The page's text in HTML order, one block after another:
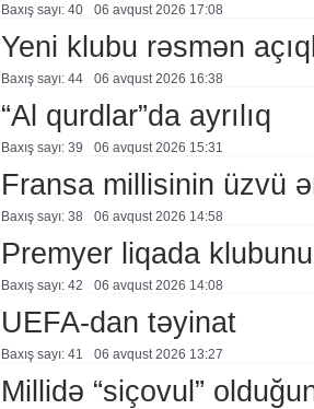
Baxış sayı: 40 06 avqust 2026 17:08
Yeni klubu rəsmən
Baxış sayı: 44 06 avqust 2026 16:38
“Al qurdlar”da ayrılıq
Baxış sayı: 39 06 avqust 2026 15:31
Fransa millisinin üzvü
Baxış sayı: 38 06 avqust 2026 14:58
Premyer liqada
Baxış sayı: 42 06 avqust 2026 14:08
UEFA-dan təyinat
Baxış sayı: 41 06 avqust 2026 13:27
Millidə “siçovul”